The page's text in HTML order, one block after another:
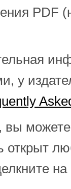
PDF
у
вы